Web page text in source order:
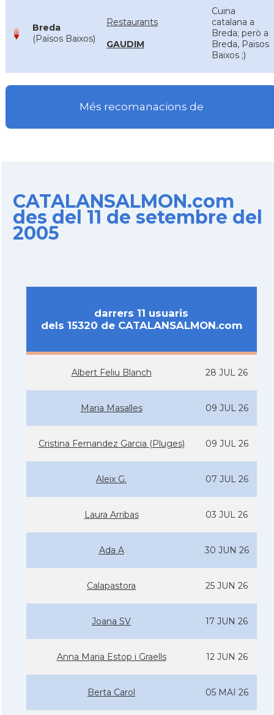
Breda
(Països Baixos)
Restaurants
GAUDIM
Cuina
catalana a
Breda; però a
Breda, Paisos
Baixos ;)
Més recomanacions de
CATALANSALMON.com
des del 11 de setembre del
2005
darrers 11 usuaris
dels 15320 de CATALANSALMON.com
Albert Feliu Blanch 28 JUL 26
Maria Masalles 09 JUL 26
Cristina Fernandez Garcia (Pluges) 09 JUL 26
Aleix G. 07 JUL 26
Laura Arribas 03 JUL 26
Ada A 30 JUN 26
Calapastora 25 JUN 26
Joana SV 17 JUN 26
Anna Maria Estop i Graells 12 JUN 26
Berta Carol 05 MAI 26